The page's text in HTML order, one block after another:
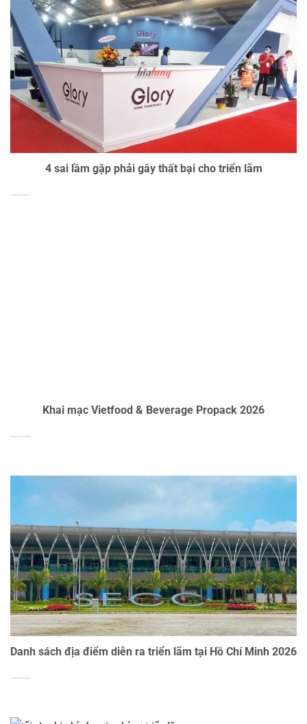
4 sai lầm gặp phải gây thất bại cho triển lãm
Khai mạc Vietfood & Beverage Propack 2026
Danh sách địa điểm diễn ra triển lãm tại Hồ Chí Minh 2026